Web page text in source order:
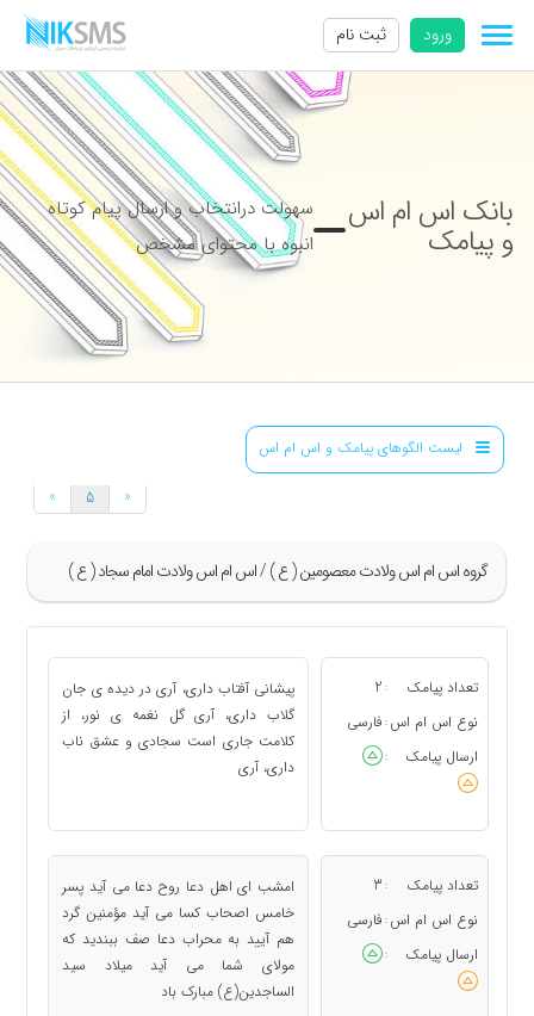
ورود ثبت نام
بانک اس ام اس
و پیامک
سهولت درانتخاب و ارسال پیام کوتاه
انبوه با محتوای مشخص
لیست الگوهای پیامک و اس ام اس
گروه اس ام اس ولادت معصومین ( ع ) / اس ام اس ولادت امام سجاد ( ع )
» 5 «
تعداد پیامک :
2
نوع اس ام اس : فارسی
ارسال پیامک
:
پيشانى آفتاب دارى، آرى در ديده‏ ى جان
گلاب دارى، آرى گل نغمه ى نور، از
كلامت جارى است سجادى و عشق ناب
دارى، آرى
تعداد پیامک :
3
نوع اس ام اس : فارسی
ارسال پیامک
:
امشب ای اهل دعا روح دعا می آید پسر
خامس اصحاب کسا می آید مؤمنین گرد
هم آیید به محراب دعا صف ببندید که
مولای شما می آید میلاد سید
الساجدین(ع) مبارک باد